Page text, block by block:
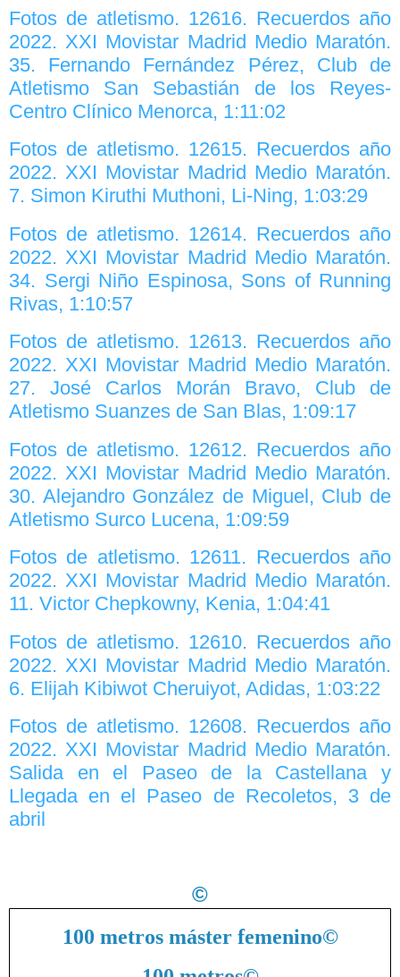
Fotos de atletismo. 12616. Recuerdos año
2022. XXI Movistar Madrid Medio Maratón.
35. Fernando Fernández Pérez, Club de
Atletismo San Sebastián de los Reyes-
Centro Clínico Menorca, 1:11:02
Fotos de atletismo. 12615. Recuerdos año
2022. XXI Movistar Madrid Medio Maratón.
7. Simon Kiruthi Muthoni, Li-Ning, 1:03:29
Fotos de atletismo. 12614. Recuerdos año
2022. XXI Movistar Madrid Medio Maratón.
34. Sergi Niño Espinosa, Sons of Running
Rivas, 1:10:57
Fotos de atletismo. 12613. Recuerdos año
2022. XXI Movistar Madrid Medio Maratón.
27. José Carlos Morán Bravo, Club de
Atletismo Suanzes de San Blas, 1:09:17
Fotos de atletismo. 12612. Recuerdos año
2022. XXI Movistar Madrid Medio Maratón.
30. Alejandro González de Miguel, Club de
Atletismo Surco Lucena, 1:09:59
Fotos de atletismo. 12611. Recuerdos año
2022. XXI Movistar Madrid Medio Maratón.
11. Victor Chepkowny, Kenia, 1:04:41
Fotos de atletismo. 12610. Recuerdos año
2022. XXI Movistar Madrid Medio Maratón.
6. Elijah Kibiwot Cheruiyot, Adidas, 1:03:22
Fotos de atletismo. 12608. Recuerdos año
2022. XXI Movistar Madrid Medio Maratón.
Salida en el Paseo de la Castellana y
Llegada en el Paseo de Recoletos, 3 de
abril
©
100 metros máster femenino©